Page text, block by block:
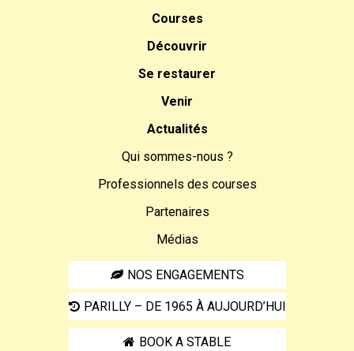
Courses
Découvrir
Se restaurer
Venir
Actualités
Qui sommes-nous ?
Professionnels des courses
Partenaires
Médias
NOS ENGAGEMENTS
PARILLY – DE 1965 À AUJOURD’HUI
BOOK A STABLE